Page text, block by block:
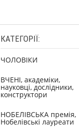
КАТЕГОРІЇ:
ЧОЛОВІКИ
ВЧЕНІ, академіки,
науковці, дослідники,
конструктори
НОБЕЛІВСЬКА премія,
Нобелівські лауреати